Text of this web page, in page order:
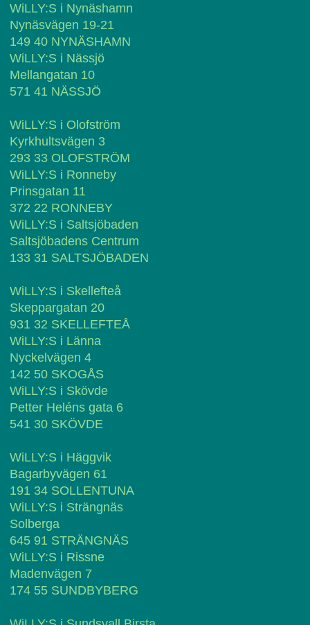
WiLLY:S i Nynäshamn
Nynäsvägen 19-21
149 40 NYNÄSHAMN
WiLLY:S i Nässjö
Mellangatan 10
571 41 NÄSSJÖ
WiLLY:S i Olofström
Kyrkhultsvägen 3
293 33 OLOFSTRÖM
WiLLY:S i Ronneby
Prinsgatan 11
372 22 RONNEBY
WiLLY:S i Saltsjöbaden
Saltsjöbadens Centrum
133 31 SALTSJÖBADEN
WiLLY:S i Skellefteå
Skeppargatan 20
931 32 SKELLEFTEÅ
WiLLY:S i Länna
Nyckelvägen 4
142 50 SKOGÅS
WiLLY:S i Skövde
Petter Heléns gata 6
541 30 SKÖVDE
WiLLY:S i Häggvik
Bagarbyvägen 61
191 34 SOLLENTUNA
WiLLY:S i Strängnäs
Solberga
645 91 STRÄNGNÄS
WiLLY:S i Rissne
Madenvägen 7
174 55 SUNDBYBERG